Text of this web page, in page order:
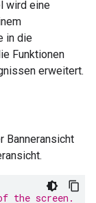
wird eine
in die
Funktionen
erweitert.
Banneransicht
the screen.